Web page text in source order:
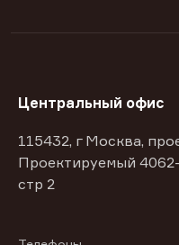
Центральный офис
115432, г Москва,
Проектируемый
стр 2